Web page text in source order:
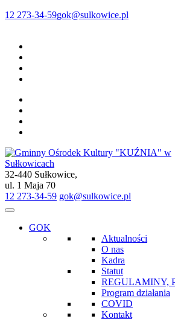
12 273-34-59gok@sulkowice.pl
Gminny Ośrodek Kultury "KUŹNIA" w
32-440 Sułkowice,
ul. 1 Maja 70
12 273-34-59 gok@sulkowice.pl
GOK
Aktualności
O nas
Kadra
Statut
REGULAMINY,
Program działania
COVID
Kontakt